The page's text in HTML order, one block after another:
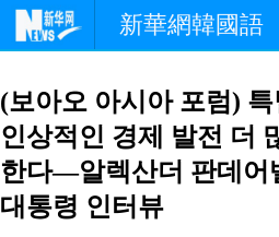
新華網韓國語
경제 사회
중한교류
(보아오 아시아 포럼)
인상적인 경제 발전 더
한다—알렉산더 판데어
대통령 인터뷰